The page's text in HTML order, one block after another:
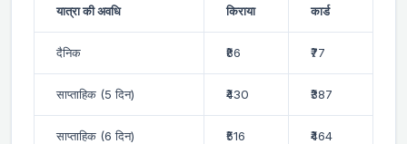
यात्रा की अवधि
किराया
कार्ड
दैनिक ₹86 ₹77
साप्ताहिक (5 दिन) ₹430 ₹387
साप्ताहिक (6 दिन) ₹516 ₹464